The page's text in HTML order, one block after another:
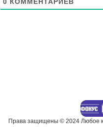
Права защищены © 2024 Любое